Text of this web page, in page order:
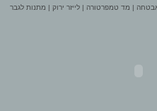
| מד טמפרטורה | לייזר ירוק | מתנות לגבר